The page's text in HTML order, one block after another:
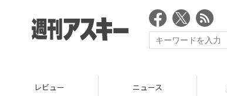
レビュー ニュース